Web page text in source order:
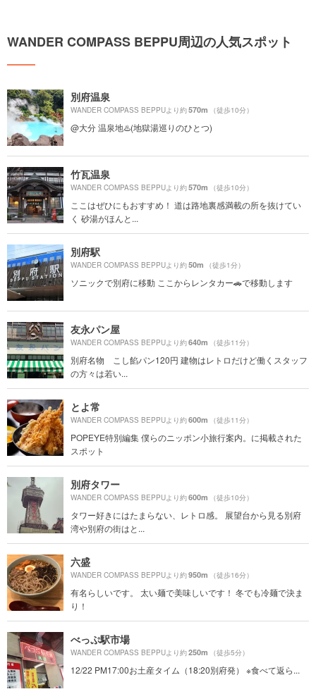
WANDER COMPASS BEPPU周辺の人気スポット
別府温泉
WANDER COMPASS BEPPUより約570m （徒歩10分）
@大分 温泉地♨️(地獄湯巡りのひとつ)
竹瓦温泉
WANDER COMPASS BEPPUより約570m （徒歩10分）
ここはぜひにもおすすめ！ 道は路地裏感満載の所を抜けてい
く 砂湯がほんと...
別府駅
WANDER COMPASS BEPPUより約50m （徒歩1分）
ソニックで別府に移動 ここからレンタカー🚗で移動します
友永パン屋
WANDER COMPASS BEPPUより約640m （徒歩11分）
別府名物 こし餡パン120円 建物はレトロだけど働くスタッフ
の方々は若い...
とよ常
WANDER COMPASS BEPPUより約600m （徒歩11分）
POPEYE特別編集 僕らのニッポン小旅行案内。に掲載された
スポット
別府タワー
WANDER COMPASS BEPPUより約600m （徒歩10分）
タワー好きにはたまらない、レトロ感。 展望台から見る別府
湾や別府の街はと...
六盛
WANDER COMPASS BEPPUより約950m （徒歩16分）
有名らしいです。 太い麺で美味しいです！ 冬でも冷麺で決ま
り！
べっぷ駅市場
WANDER COMPASS BEPPUより約250m （徒歩5分）
12/22 PM17:00お土産タイム（18:20別府発） ※食べて返ら...